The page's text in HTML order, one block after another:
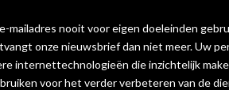
mailadres nooit voor eigen doeleinden
onze nieuwsbrief dan niet meer. Uw
internettechnologieën die inzichtelijk
voor het verder verbeteren van de